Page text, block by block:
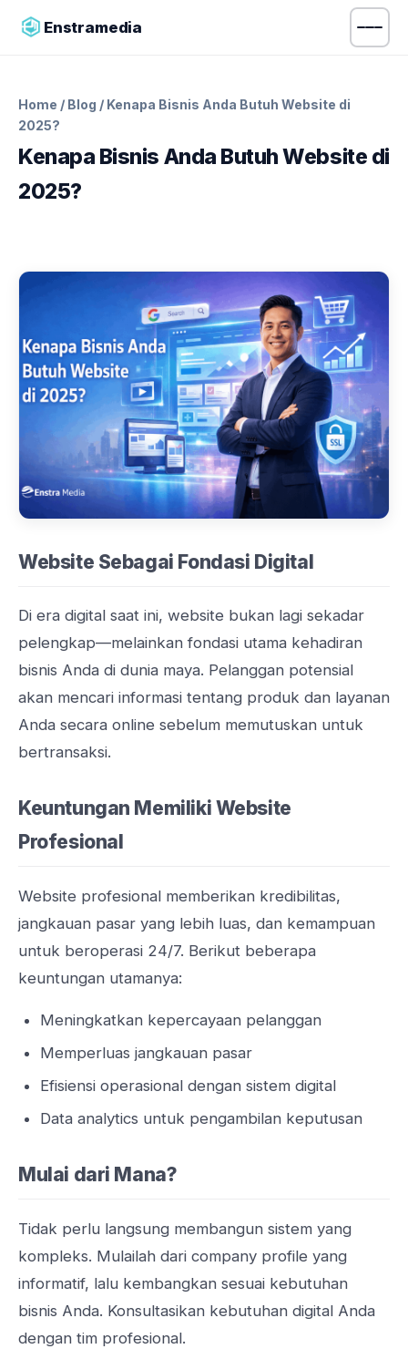
Enstramedia
Home / Blog / Kenapa Bisnis Anda Butuh Website di
2025?
Kenapa Bisnis Anda Butuh Website di
2025?
Website Sebagai Fondasi Digital
Di era digital saat ini, website bukan lagi sekadar
pelengkap—melainkan fondasi utama kehadiran
bisnis Anda di dunia maya. Pelanggan potensial
akan mencari informasi tentang produk dan layanan
Anda secara online sebelum memutuskan untuk
bertransaksi.
Keuntungan Memiliki Website
Profesional
Website profesional memberikan kredibilitas,
jangkauan pasar yang lebih luas, dan kemampuan
untuk beroperasi 24/7. Berikut beberapa
keuntungan utamanya:
Meningkatkan kepercayaan pelanggan
Memperluas jangkauan pasar
Efisiensi operasional dengan sistem digital
Data analytics untuk pengambilan keputusan
Mulai dari Mana?
Tidak perlu langsung membangun sistem yang
kompleks. Mulailah dari company profile yang
informatif, lalu kembangkan sesuai kebutuhan
bisnis Anda. Konsultasikan kebutuhan digital Anda
dengan tim profesional.